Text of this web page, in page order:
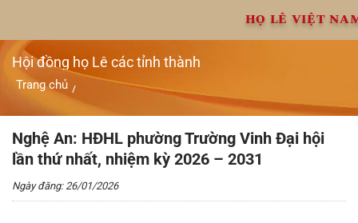
nội
dung
HỌ LÊ VIỆT
Hội đồng họ Lê các tỉnh thành
Trang chủ /
Nghệ An: HĐHL phường Trường Vinh Đại hội lần thứ nhất,
nhiệm kỳ 2026 – 2031
Nghệ An: HĐHL phường Trường Vinh Đại hội
lần thứ nhất, nhiệm kỳ 2026 – 2031
Ngày đăng: 26/01/2026